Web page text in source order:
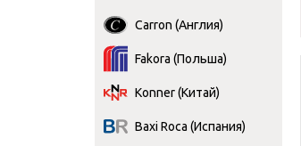
Carron (Англия)
Fakora (Польша)
Konner (Китай)
Baxi Roca (Испания)